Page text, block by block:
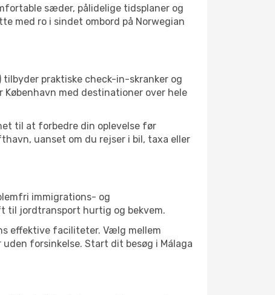
sæder, pålidelige tidsplaner og
med ro i sindet ombord på Norwegian
praktiske check-in-skranker og
med destinationer over hele
til at forbedre din oplevelse før
uanset om du rejser i bil, taxa eller
immigrations- og
til jordtransport hurtig og bekvem.
effektive faciliteter. Vælg mellem
forsinkelse. Start dit besøg i Málaga